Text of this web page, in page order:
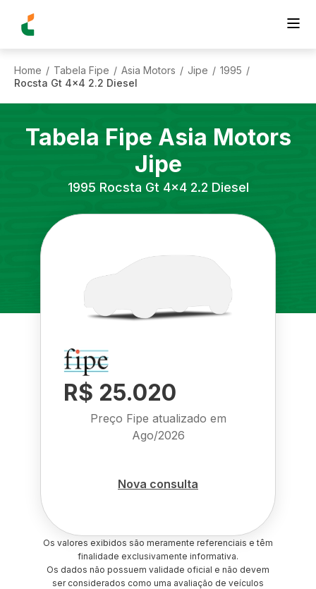
Home / Tabela Fipe / Asia Motors / Jipe / 1995 /
Rocsta Gt 4x4 2.2 Diesel
Tabela Fipe Asia Motors
Jipe
1995 Rocsta Gt 4x4 2.2 Diesel
R$ 25.020
Preço Fipe atualizado em
Ago/2026
Nova consulta
Os valores exibidos são meramente referenciais e têm
finalidade exclusivamente informativa.
Os dados não possuem validade oficial e não devem
ser considerados como uma avaliação de veículos